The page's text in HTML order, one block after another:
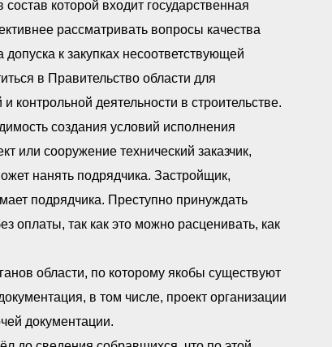
которой входит государственная
рассматривать вопросы качества
к закупках несоответствующей
в Правительство области для
контрольной деятельности в строительстве.
создания условий исполнения
или сооружение технический заказчик,
нанять подрядчика. Застройщик,
подрядчика. Преступно принуждать
оплаты, так как это можно расценивать, как
области, по которому якобы существуют
в том числе, проект организации
документации.